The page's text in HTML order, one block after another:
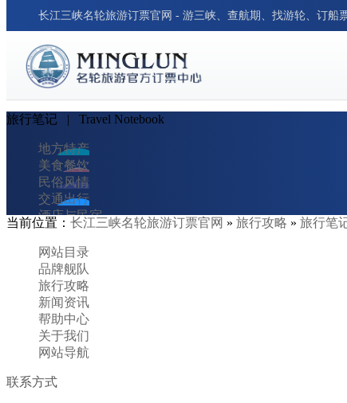
长江三峡名轮旅游订票官网 - 游三峡、查航期、找游轮、订船
旅行笔记 | Travel Notebook‌
地方特产
美食餐饮
民俗风情
交通出行
酒店与民宿
旅行笔记
旅行小贴士
胜景名城
行程攻略
当前位置： 长江三峡名轮旅游订票官网 » 旅行攻略 » 旅行笔
网站目录
品牌舰队
旅行攻略
新闻资讯
帮助中心
关于我们
网站导航
联系方式